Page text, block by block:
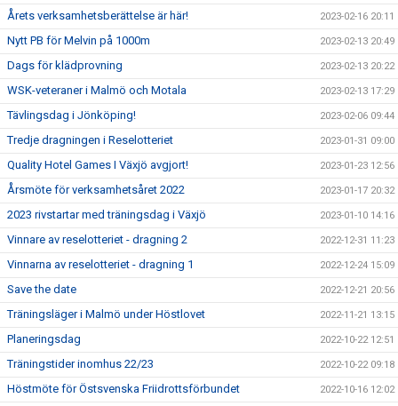
Årets verksamhetsberättelse är här! 2023-02-16 20:11
Nytt PB för Melvin på 1000m 2023-02-13 20:49
Dags för klädprovning 2023-02-13 20:22
WSK-veteraner i Malmö och Motala 2023-02-13 17:29
Tävlingsdag i Jönköping! 2023-02-06 09:44
Tredje dragningen i Reselotteriet 2023-01-31 09:00
Quality Hotel Games I Växjö avgjort! 2023-01-23 12:56
Årsmöte för verksamhetsåret 2022 2023-01-17 20:32
2023 rivstartar med träningsdag i Växjö 2023-01-10 14:16
Vinnare av reselotteriet - dragning 2 2022-12-31 11:23
Vinnarna av reselotteriet - dragning 1 2022-12-24 15:09
Save the date 2022-12-21 20:56
Träningsläger i Malmö under Höstlovet 2022-11-21 13:15
Planeringsdag 2022-10-22 12:51
Träningstider inomhus 22/23 2022-10-22 09:18
Höstmöte för Östsvenska Friidrottsförbundet 2022-10-16 12:02